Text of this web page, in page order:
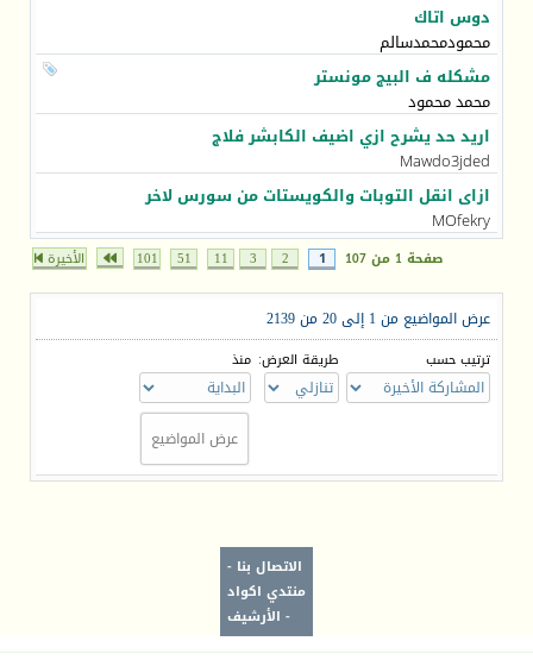
دوس اتاك
محمودمحمدسالم
مشكله ف البيج مونستر
محمد محمود
اريد حد يشرح ازي اضيف الكابشر فلاج
Mawdo3jded
ازاى انقل التوبات والكويستات من سورس لاخر
MOfekry
صفحة 1 من 107 1
2
3
11
51
101 الأخيرة
عرض المواضيع من 1 إلى 20 من 2139
ترتيب حسب طريقة العرض: منذ
الاتصال بنا -
منتدي اكواد
- الأرشيف